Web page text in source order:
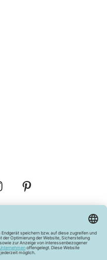
Vertrag widerrufen